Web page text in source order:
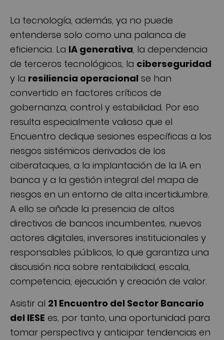
La tecnología, además, ya no puede
entenderse solo como una palanca de
eficiencia. La IA generativa, la dependencia
de terceros tecnológicos, la ciberseguridad
y la resiliencia operacional se han
convertido en factores críticos de
gobernanza, control y estabilidad. Por eso
resulta especialmente valioso que el
Encuentro dedique sesiones específicas a los
riesgos sistémicos derivados de los
ciberataques, a la implantación de la IA en
banca y a la gestión integral del mapa de
riesgos en un entorno de alta incertidumbre.
A ello se añade la presencia de altos
directivos de bancos incumbentes, nuevos
actores digitales, inversores institucionales y
responsables públicos, lo que garantiza una
discusión rica sobre rentabilidad, escala,
competencia, ejecución y creación de valor.
Asistir al 21 Encuentro del Sector Bancario
del IESE es, por tanto, una oportunidad para
tomar perspectiva y anticipar tendencias en